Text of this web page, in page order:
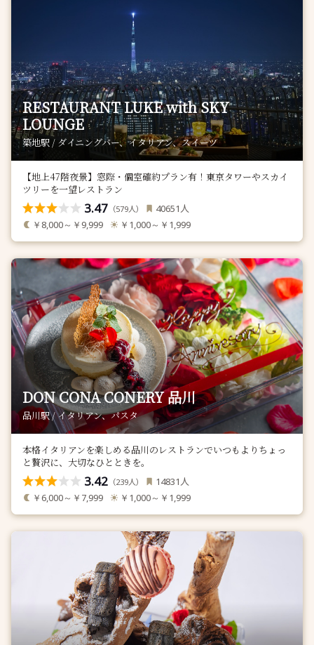
RESTAURANT LUKE with SKY
LOUNGE
築地駅 / ダイニングバー、イタリアン、スイーツ
【地上47階夜景】窓際・個室確約プラン有！東京タワーやスカイ
ツリーを一望レストラン
3.47 （579人） 40651 人
￥8,000～￥9,999 ￥1,000～￥1,999
DON CONA CONERY 品川
品川駅 / イタリアン、パスタ
本格イタリアンを楽しめる品川のレストランでいつもよりちょっ
と贅沢に、大切なひとときを。
3.42 （239人） 14831 人
￥6,000～￥7,999 ￥1,000～￥1,999